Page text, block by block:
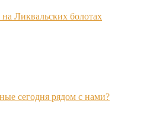
Ликвальских болотах
сегодня рядом с нами?